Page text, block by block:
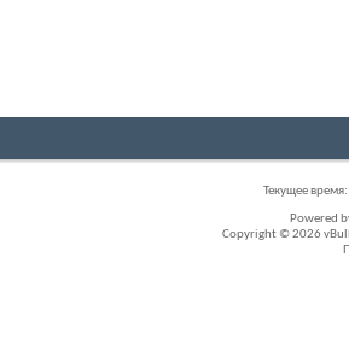
Текущее время:
Powered
Copyright © 2026